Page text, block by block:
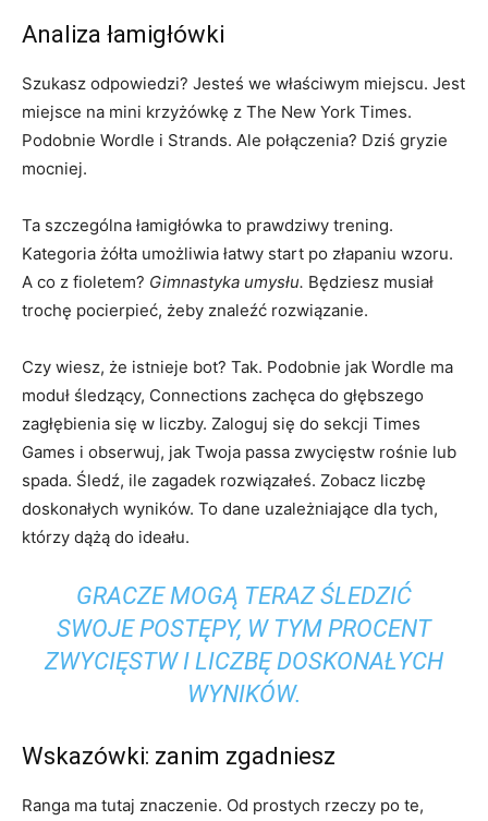
Analiza łamigłówki
Szukasz odpowiedzi? Jesteś we właściwym miejscu. Jest
miejsce na mini krzyżówkę z The New York Times.
Podobnie Wordle i Strands. Ale połączenia? Dziś gryzie
mocniej.
Ta szczególna łamigłówka to prawdziwy trening.
Kategoria żółta umożliwia łatwy start po złapaniu wzoru.
A co z fioletem? Gimnastyka umysłu. Będziesz musiał
trochę pocierpieć, żeby znaleźć rozwiązanie.
Czy wiesz, że istnieje bot? Tak. Podobnie jak Wordle ma
moduł śledzący, Connections zachęca do głębszego
zagłębienia się w liczby. Zaloguj się do sekcji Times
Games i obserwuj, jak Twoja passa zwycięstw rośnie lub
spada. Śledź, ile zagadek rozwiązałeś. Zobacz liczbę
doskonałych wyników. To dane uzależniające dla tych,
którzy dążą do ideału.
GRACZE MOGĄ TERAZ ŚLEDZIĆ
SWOJE POSTĘPY, W TYM PROCENT
ZWYCIĘSTW I LICZBĘ DOSKONAŁYCH
WYNIKÓW.
Wskazówki: zanim zgadniesz
Ranga ma tutaj znaczenie. Od prostych rzeczy po te,